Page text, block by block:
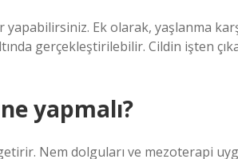
yapabilirsiniz. Ek olarak, yaşlanma
gerçekleştirilebilir. Cildin işten
yapmalı?
Nem dolguları ve mezoterapi